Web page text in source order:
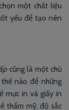
một chất liệu
yếu để tạo nên
cũng là một chú
nào để những
mực in và giấy in
thẩm mỹ, độ sắc